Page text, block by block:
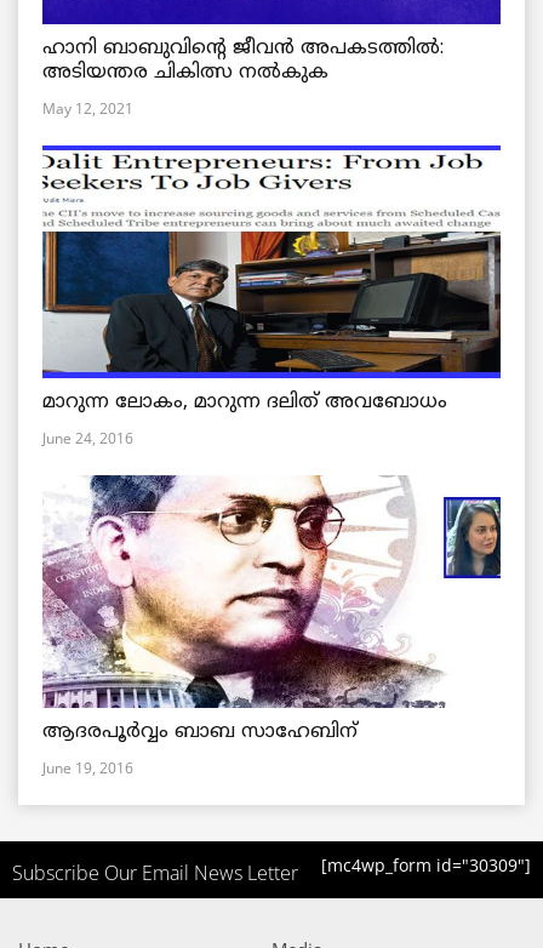
ഹാനി ബാബുവിന്റെ ജീവൻ അപകടത്തിൽ:
അടിയന്തര ചികിത്സ നൽകുക
May 12, 2021
മാറുന്ന ലോകം, മാറുന്ന ദലിത് അവബോധം
June 24, 2016
ആദരപൂര്‍വ്വം ബാബ സാഹേബിന്
June 19, 2016
Subscribe Our Email News Letter [mc4wp_form id="30309"]